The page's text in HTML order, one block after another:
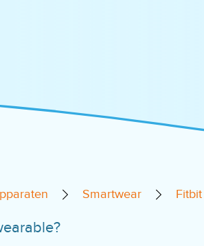
Smartwear Fitbit